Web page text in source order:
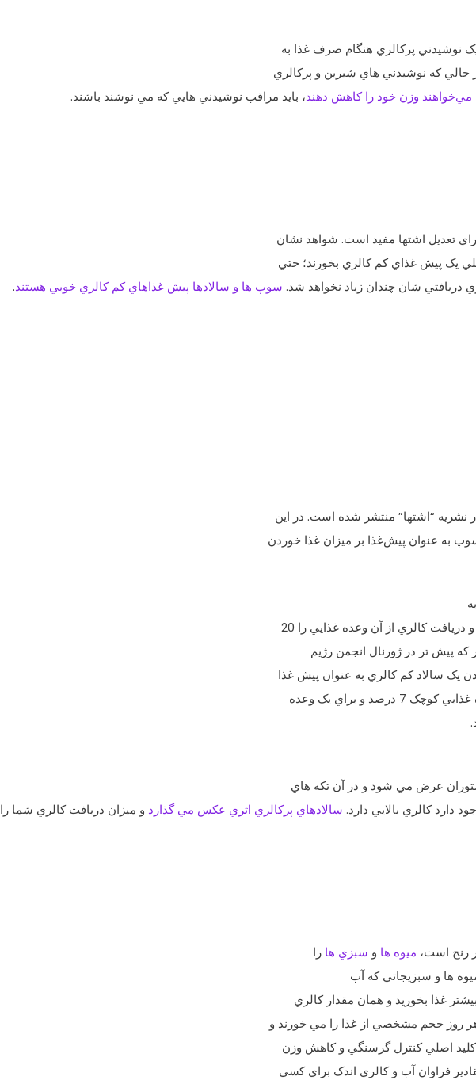
نوشيدني پرکالري هنگام صرف غذا به
که نوشيدني‌ هاي شيرين و پرکالري
وزن‌ خود را کاهش دهند، بايد مراقب نوشيدني‌ هايي که مي ‌نوشند باشند.
تعديل اشتها مفيد است. شواهد نشان
يک پيش غذاي کم کالري بخورند؛ حتي
دريافتي ‌شان چندان زياد نخواهد شد. سوپ ‌ها و سالادها پيش غذاهاي کم کالري خوبي هستند.
به عنوان پيش‌غذا بر ميزان غذا خوردن
کالري از آن وعده غذايي را 20
پيش ‌تر در ژورنال انجمن رژيم
يک سالاد کم کالري به عنوان پيش غذا
و براي يک وعده
عرض مي‌ شود و در آن تکه ‌هاي
کالري بالايي دارد. سالادهاي پرکالري اثري عکس مي ‌گذارد و ميزان دريافت کالري شما را
رنج است، ميوه ‌ها و سبزي‌ ها را
ها و سبزيجاتي که آب
غذا بخوريد و همان مقدار کالري
هر روز حجم مشخصي از غذا را مي ‌خورند و
کليد اصلي کنترل گرسنگي و کاهش وزن
فراوان آب و کالري اندک براي کسي